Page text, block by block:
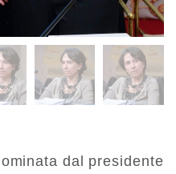
dal presidente